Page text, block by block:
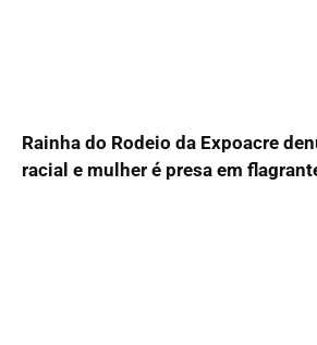
Rainha do Rodeio da Expoacre
racial e mulher é presa em